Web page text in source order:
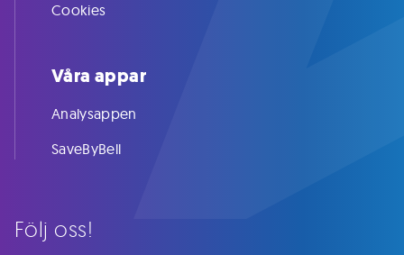
Följ oss!
Cookies
Våra appar
Analysappen
SaveByBell